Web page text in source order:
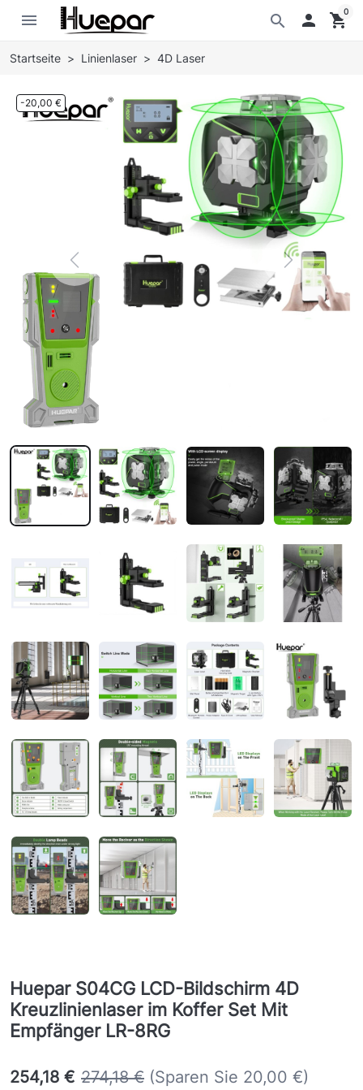
menu search  shopping_cart
0
Startseite Linienlaser 4D Laser
-20,00 €
Previous Next
Huepar S04CG LCD-Bildschirm 4D
Kreuzlinienlaser im Koffer Set Mit
Empfänger LR-8RG
254,18 € 274,18 € (Sparen Sie 20,00 €)